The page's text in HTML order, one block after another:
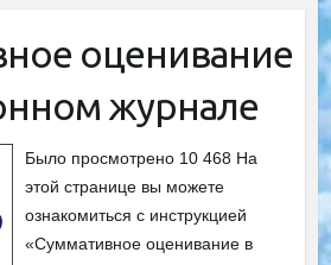
оценивание
журнале
Было просмотрено 10 468 На
этой странице вы можете
ознакомиться с инструкцией
«Суммативное оценивание в